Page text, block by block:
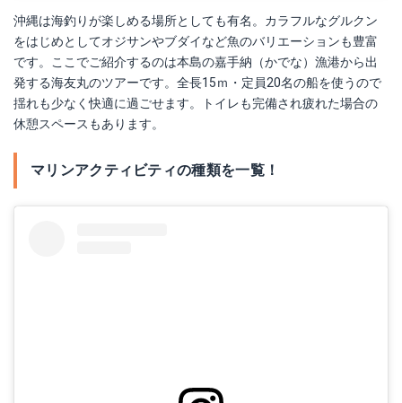
沖縄は海釣りが楽しめる場所としても有名。カラフルなグルクン
をはじめとしてオジサンやブダイなど魚のバリエーションも豊富
です。ここでご紹介するのは本島の嘉手納（かでな）漁港から出
発する海友丸のツアーです。全長15ｍ・定員20名の船を使うので
揺れも少なく快適に過ごせます。トイレも完備され疲れた場合の
休憩スペースもあります。
マリンアクティビティの種類を一覧！